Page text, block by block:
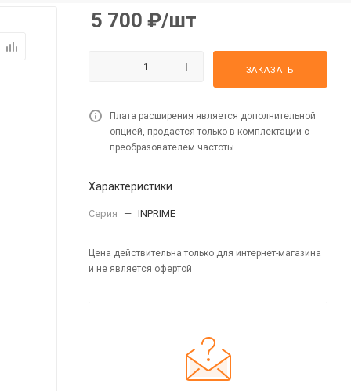
5 700 ₽/шт
ЗАКАЗАТЬ
Плата расширения является дополнительной
опцией, продается только в комплектации с
преобразователем частоты
Характеристики
Серия — INPRIME
Цена действительна только для интернет-магазина
и не является офертой